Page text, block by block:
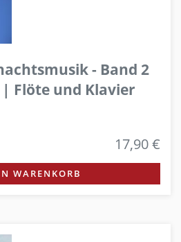
- Band 2
Flöte und Klavier
17,90 €
WARENKORB